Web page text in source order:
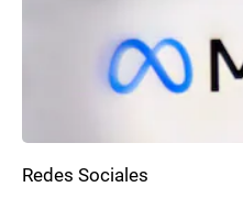
Redes Sociales